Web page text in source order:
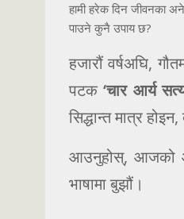
हामी हरेक दिन जीवनका
पाउने कुनै उपाय छ?
हजारौं वर्षअघि,
पटक‘चार आर्य
सिद्धान्त मात्र
आउनुहोस्, आजको
भाषामा बुझौं।